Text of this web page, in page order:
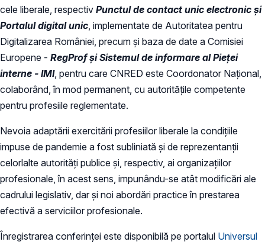
cele liberale, respectiv Punctul de contact unic electronic și
Portalul digital unic , implementate de Autoritatea pentru
Digitalizarea României, precum și baza de date a Comisiei
Europene - RegProf și Sistemul de informare al Pieței
interne - IMI, pentru care CNRED este Coordonator Național,
colaborând, în mod permanent, cu autoritățile competente
pentru profesiile reglementate.
Nevoia adaptării exercitării profesiilor liberale la condițiile
impuse de pandemie a fost subliniată și de reprezentanții
celorlalte autorități publice și, respectiv, ai organizațiilor
profesionale, în acest sens, impunându-se atât modificări ale
cadrului legislativ, dar și noi abordări practice în prestarea
efectivă a serviciilor profesionale.
Înregistrarea conferinței este disponibilă pe portalul Universul